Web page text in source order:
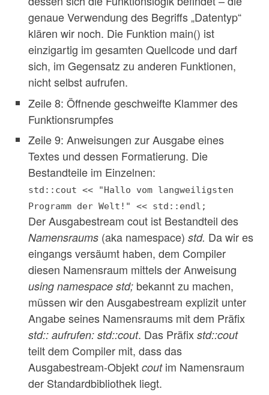
genaue Verwendung des Begriffs „Datentyp“
klären wir noch. Die Funktion main() ist
einzigartig im gesamten Quellcode und darf
sich, im Gegensatz zu anderen Funktionen,
nicht selbst aufrufen.
Zeile 8: Öffnende geschweifte Klammer des
Funktionsrumpfes
Zeile 9: Anweisungen zur Ausgabe eines
Textes und dessen Formatierung. Die
Bestandteile im Einzelnen:
std::cout << "Hallo vom langweiligsten
Programm der Welt!" << std::endl;
Der Ausgabestream cout ist Bestandteil des
Namensraums (aka namespace)std. Da wir es
eingangs versäumt haben, dem Compiler
diesen Namensraum mittels der Anweisung
using namespace std; bekannt zu machen,
müssen wir den Ausgabestream explizit unter
Angabe seines Namensraums mit dem Präfix
std:: aufrufen: std::cout. Das Präfixstd::cout
teilt dem Compiler mit, dass das
Ausgabestream-Objektcoutim Namensraum
der Standardbibliothek liegt.